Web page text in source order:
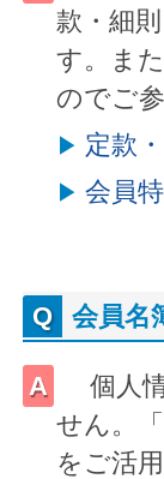
款・細
す。ま
のでご
定款
会員
会員名
個人
せん。
をご活